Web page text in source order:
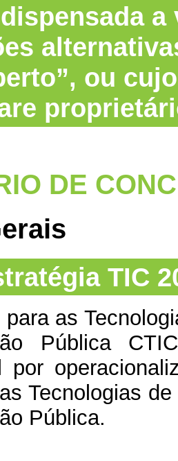
ou
DE
TIC
as
Pública
por
Tecnologias
Pública.